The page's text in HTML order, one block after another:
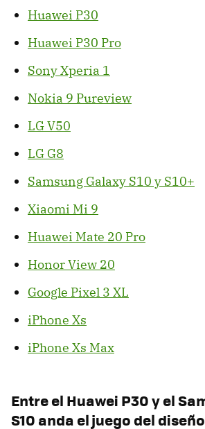
Huawei P30
Huawei P30 Pro
Sony Xperia 1
Nokia 9 Pureview
LG V50
LG G8
Samsung Galaxy S10 y S10+
Xiaomi Mi 9
Huawei Mate 20 Pro
Honor View 20
Google Pixel 3 XL
iPhone Xs
iPhone Xs Max
Entre el Huawei P30 y el
S10 anda el juego del diseño